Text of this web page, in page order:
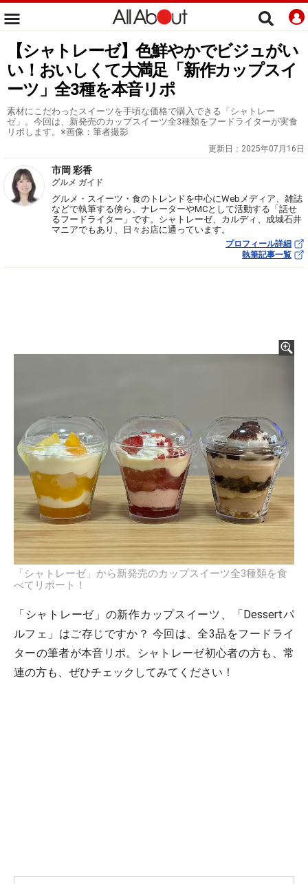
【シャトレーゼ】色鮮やかでビジュがい
い！おいしくて大満足「新作カップスイ
ーツ」全3種を本音リポ
素材にこだわったスイーツを手頃な価格で購入できる「シャトレー
ゼ」。今回は、新発売のカップスイーツ全3種類をフードライターが実食
リポします。※画像：筆者撮影
更新日： 2025年07月16日
市岡 彩香
グルメ ガイド
グルメ・スイーツ・食のトレンドを中心にWebメディア、雑誌
などで執筆する傍ら、ナレーターやMCとして活動する「話せ
るフードライター」です。シャトレーゼ、カルディ、成城石井
マニアでもあり、日々お店に通っています。
プロフィール詳細
執筆記事一覧
「シャトレーゼ」から新発売のカップスイーツ全3種類を食
べてリポート！
「シャトレーゼ」の新作カップスイーツ、「Dessertパ
ルフェ」はご存じですか？ 今回は、全3品をフードライ
ターの筆者が本音リポ。シャトレーゼ初心者の方も、常
連の方も、ぜひチェックしてみてください！